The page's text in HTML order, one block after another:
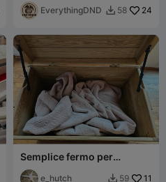
EverythingDND  58 24
Semplice fermo per
coperchio per cassapanca
dei giocattoli o per
e_hutch  59 11